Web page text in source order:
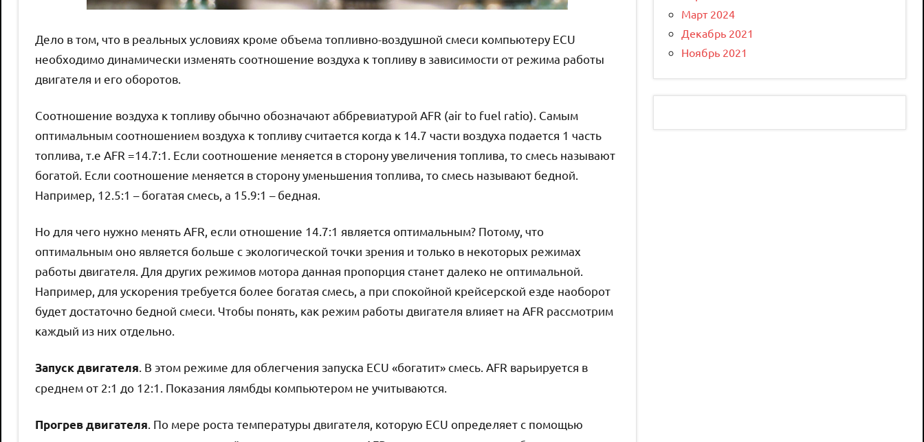
Дело в том, что в реальных условиях кроме объема топливно-воздушной смеси компьютеру ECU
необходимо динамически изменять соотношение воздуха к топливу в зависимости от режима работы
двигателя и его оборотов.
Соотношение воздуха к топливу обычно обозначают аббревиатурой AFR (air to fuel ratio). Самым
оптимальным соотношением воздуха к топливу считается когда к 14.7 части воздуха подается 1 часть
топлива, т.е AFR =14.7:1. Если соотношение меняется в сторону увеличения топлива, то смесь называют
богатой. Если соотношение меняется в сторону уменьшения топлива, то смесь называют бедной.
Например, 12.5:1 – богатая смесь, а 15.9:1 – бедная.
Но для чего нужно менять AFR, если отношение 14.7:1 является оптимальным? Потому, что
оптимальным оно является больше с экологической точки зрения и только в некоторых режимах
работы двигателя. Для других режимов мотора данная пропорция станет далеко не оптимальной.
Например, для ускорения требуется более богатая смесь, а при спокойной крейсерской езде наоборот
будет достаточно бедной смеси. Чтобы понять, как режим работы двигателя влияет на AFR рассмотрим
каждый из них отдельно.
Запуск двигателя . В этом режиме для облегчения запуска ECU «богатит» смесь. AFR варьируется в
среднем от 2:1 до 12:1. Показания лямбды компьютером не учитываются.
Прогрев двигателя . По мере роста температуры двигателя, которую ECU определяет с помощью
Март 2024
Декабрь 2021
Ноябрь 2021